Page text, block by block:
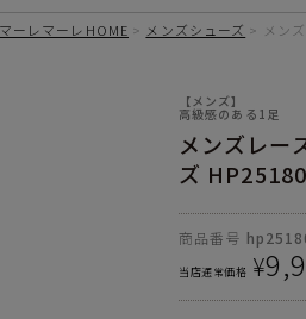
ーレマーレHOME メンズシューズ メン
【メンズ】
高級感のある1足
メンズレー
ズ
商品番号
当店通常価格 ¥
ソール
中敷き
靴底
生産国
サイズ
足長
ソール